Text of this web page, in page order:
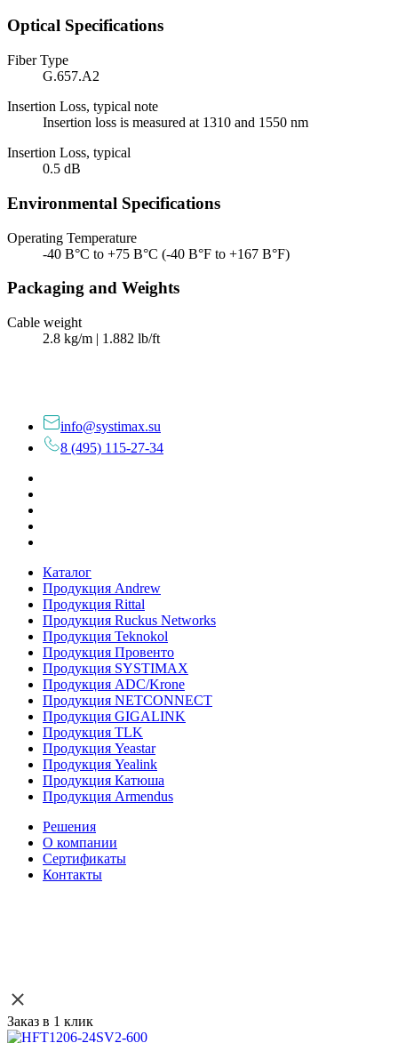
Optical Specifications
Fiber Type
G.657.A2
Insertion Loss, typical note
Insertion loss is measured at 1310 and 1550 nm
Insertion Loss, typical
0.5 dB
Environmental Specifications
Operating Temperature
-40 В°C to +75 В°C (-40 В°F to +167 В°F)
Packaging and Weights
Cable weight
2.8 kg/m | 1.882 lb/ft
info@systimax.su
8 (495) 115-27-34
Каталог
Продукция Andrew
Продукция Rittal
Продукция Ruckus Networks
Продукция Teknokol
Продукция Провенто
Продукция SYSTIMAX
Продукция ADC/Krone
Продукция NETCONNECT
Продукция GIGALINK
Продукция TLK
Продукция Yeastar
Продукция Yealink
Продукция Катюша
Продукция Armendus
Решения
О компании
Сертификаты
Контакты
Заказ в 1 клик